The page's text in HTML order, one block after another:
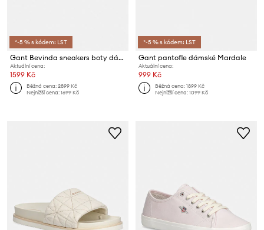
*-5 % s kódem: LST
Gant Bevinda sneakers boty dámské
Aktuální cena:
1599 Kč
Běžná cena:2899 Kč
Nejnižší cena:1699 Kč
*-5 % s kódem: LST
Gant pantofle dámské Mardale
Aktuální cena:
999 Kč
Běžná cena:1899 Kč
Nejnižší cena:1099 Kč